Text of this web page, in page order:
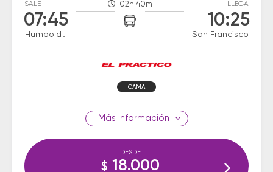
SALE
07:45
Humboldt
02h 40m LLEGA
10:25
San Francisco
CAMA
información
DESDE
$ 18.000